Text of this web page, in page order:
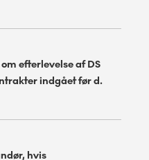
efterlevelse af DS
indgået før d.
hvis